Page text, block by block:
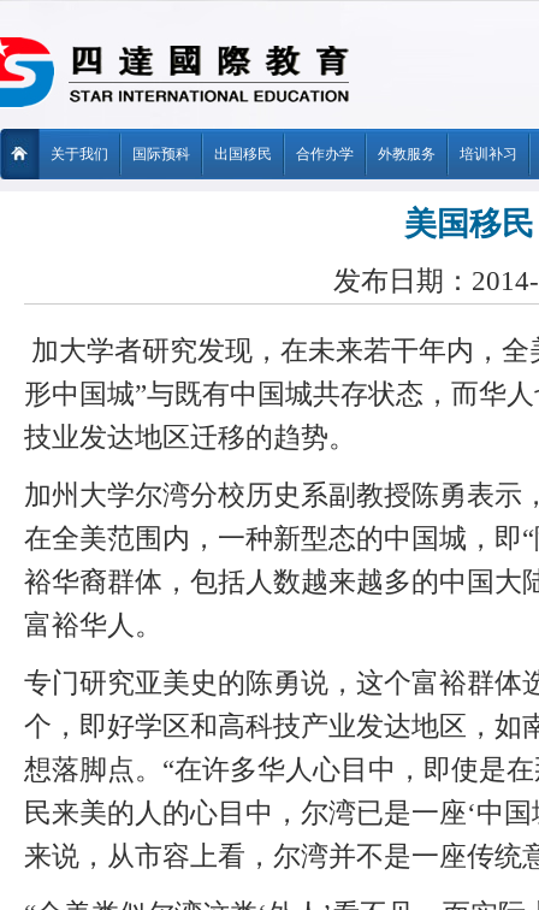
关于我们 国际预科 出国移民 合作办学 外教服务 培训补习
美国移民
发布日期：
加大学者研究发现，在未来若干年内，
形中国城”与既有中国城共存状态，而华
技业发达地区迁移的趋势。
加州大学尔湾分校历史系副教授陈勇表示
在全美范围内，一种新型态的中国城，即
裕华裔群体，包括人数越来越多的中国大
富裕华人。
专门研究亚美史的陈勇说，这个富裕群体
个，即好学区和高科技产业发达地区，如
想落脚点。“在许多华人心目中，即使是
民来美的人的心目中，尔湾已是一座‘中
来说，从市容上看，尔湾并不是一座传统